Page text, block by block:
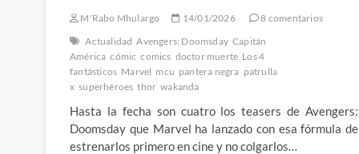
M'Rabo Mhulargo 14/01/2026
8 comentarios
Actualidad Avengers: Doomsday Capitán
América cómic comics doctor muerte Los 4
fantásticos Marvel mcu pantera negra patrulla
x superhéroes thor wakanda
Hasta la fecha son cuatro los teasers de Avengers:
Doomsday que Marvel ha lanzado con esa fórmula de
estrenarlos primero en cine y no colgarlos…